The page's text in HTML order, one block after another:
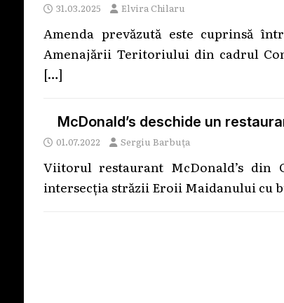
31.03.2025 Elvira Chilaru
Amenda prevăzută este cuprinsă
Amenajării Teritoriului din cadrul
[…]
McDonald’s deschide un
01.07.2022 Sergiu Barbuța
Viitorul restaurant McDonald’s
intersecția străzii Eroii Maidanului cu